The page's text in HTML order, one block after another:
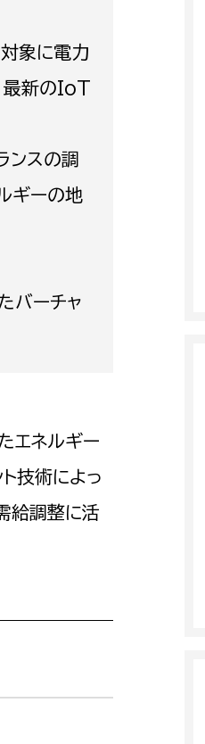
小田
まち
課
課
課
トセンター
局：経営管理課
局：施設用度課
象に電力
最新のIoT
ンスの調
ギーの地
バーチャ
エネルギー
技術によっ
給調整に活